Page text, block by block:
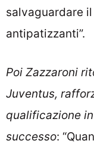
salvaguardare
antipatizzanti”.
Poi Zazzaroni
Juventus,
qualificazione
successo: